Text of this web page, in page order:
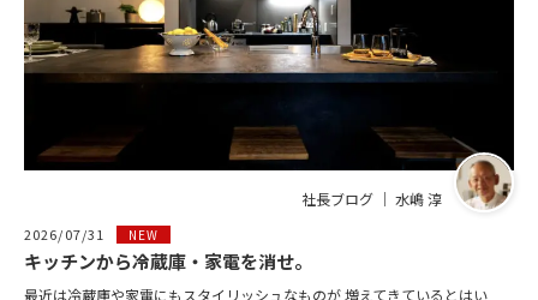
社長ブログ ｜ 水嶋 淳
2026/07/31 NEW
キッチンから冷蔵庫・家電を消せ。
最近は冷蔵庫や家電にもスタイリッシュなものが 増えてきているとはい